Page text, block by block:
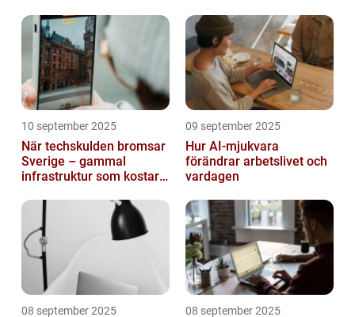
10 september 2025
När techskulden bromsar
Sverige – gammal
infrastruktur som kostar
09 september 2025
Hur AI-mjukvara
förändrar arbetslivet och
vardagen
08 september 2025 08 september 2025